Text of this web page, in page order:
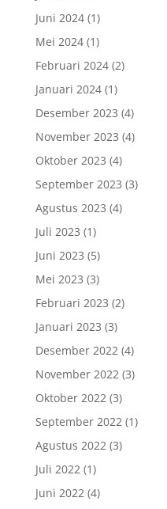
Juni 2024(1)
Mei 2024(1)
Februari 2024(2)
Januari 2024(1)
Desember 2023 (4)
November 2023 (4)
Oktober 2023 (4)
September 2023 (3)
Agustus 2023 (4)
Juli 2023 (1)
Juni 2023 (5)
Mei 2023 (3)
Februari 2023 (2)
Januari 2023 (3)
Desember 2022(4)
November 2022(3)
Oktober 2022(3)
September 2022(1)
Agustus 2022(3)
Juli 2022(1)
Juni 2022(4)